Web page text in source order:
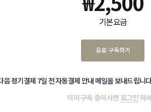
기본 요금
유료 구독하기
음 정기결제 7일 전 자동결제 안내 메일을 보내드립니
이미 구독 중이시면 로그인하